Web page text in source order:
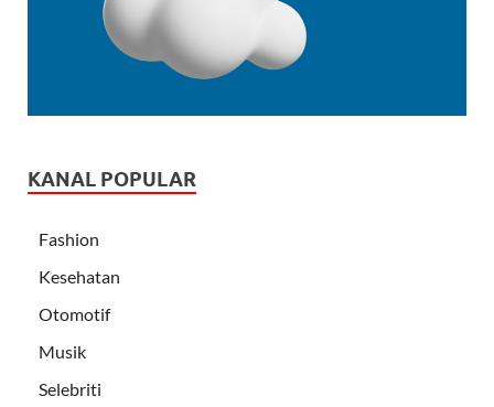
KANAL POPULAR
Fashion
Kesehatan
Otomotif
Musik
Selebriti